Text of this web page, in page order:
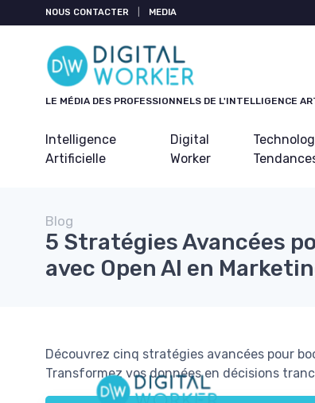
NOUS CONTACTER MEDIA
LE MÉDIA DES PROFESSIONNELS DE L'INTELLIGENCE
Intelligence
Artificielle
Digital
Worker
Blog
5 Stratégies Avancées
avec Open AI en
Découvrez cinq stratégies avancées pour
Transformez vos données en décisions
Panneau de gestion des cookies